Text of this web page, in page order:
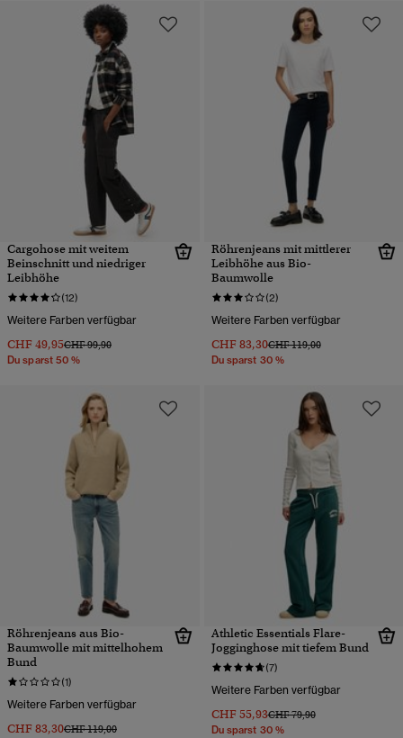
Cargohose mit weitem
Beinschnitt und niedriger
Leibhöhe
(12)
Weitere Farben verfügbar
CHF 49,95Preis wurde reduziert von
CHF 99,90bis
Du sparst 50 %
Röhrenjeans mit mittlerer
Leibhöhe aus Bio-
Baumwolle
(2)
Weitere Farben verfügbar
CHF 83,30Preis wurde reduziert von
CHF 119,00bis
Du sparst 30 %
Röhrenjeans aus Bio-
Baumwolle mit mittelhohem
Bund
(1)
Weitere Farben verfügbar
CHF 83,30Preis wurde reduziert von
CHF 119,00bis
Athletic Essentials Flare-
Jogginghose mit tiefem Bund
(7)
Weitere Farben verfügbar
CHF 55,93Preis wurde reduziert von
CHF 79,90bis
Du sparst 30 %